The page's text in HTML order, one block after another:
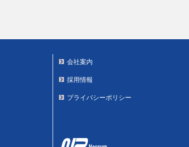
会社案内
採用情報
プライバシーポリシー